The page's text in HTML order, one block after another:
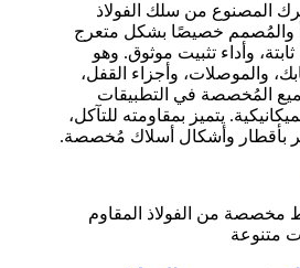
المصنوع من سلك الفولاذ
والمُصمم خصيصًا بشكل متعرج
وأداء تثبيت موثوق. وهو
والموصلات، وأجزاء القفل،
المُخصصة في التطبيقات
يتميز بمقاومته للتآكل،
بأقطار وأشكال أسلاك مُخصصة.